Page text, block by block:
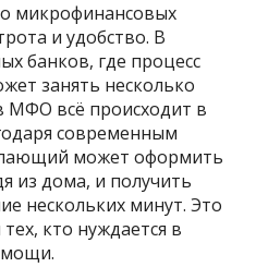
микрофинансовых
и удобство. В
банков, где процесс
занять несколько
МФО всё происходит в
современным
может оформить
из дома, и получить
нескольких минут. Это
кто нуждается в